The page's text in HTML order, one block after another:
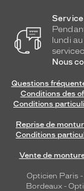
lundi
Nous
Questions
Conditions des
Conditions
Reprise de
Conditions
Vente de
Opticien Paris -
Bordeaux-